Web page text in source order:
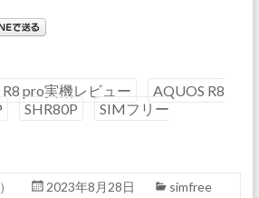
pro実機レビュー
AQUOS R8
SHR80P
SIMフリー
2023年8月28日 simfree